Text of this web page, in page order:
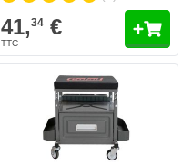
41,34 €